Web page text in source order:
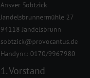
Ansver Sobtzick
Jandelsbrunnermühle 27
94118 Jandelsbrunn
sobtzick@provocantus.de
Handynr.: 0170/9967980
1. Vorstand